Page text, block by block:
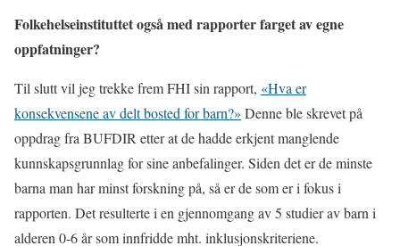
Folkehelseinstituttet også med rapporter farget av egne
oppfatninger?
Til slutt vil jeg trekke frem FHI sin rapport, «Hva er
konsekvensene av delt bosted for barn?» Denne ble skrevet på
oppdrag fra BUFDIR etter at de hadde erkjent manglende
kunnskapsgrunnlag for sine anbefalinger. Siden det er de minste
barna man har minst forskning på, så er de som er i fokus i
rapporten. Det resulterte i en gjennomgang av 5 studier av barn i
alderen 0-6 år som innfridde mht. inklusjonskriteriene.